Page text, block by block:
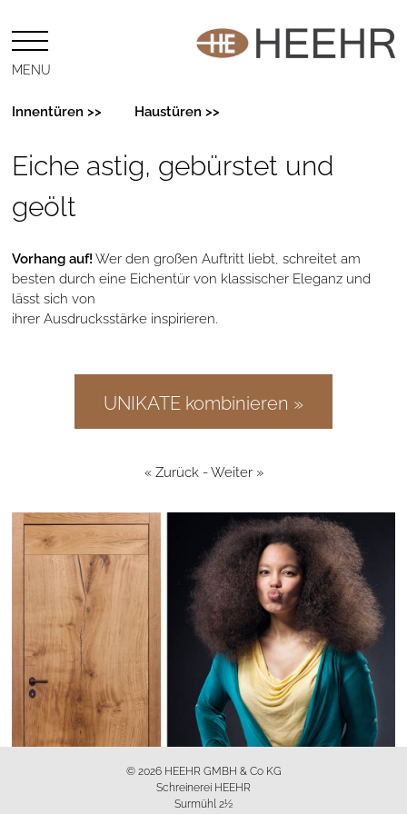
MENU
Innentüren >> Haustüren >>
Eiche astig, gebürstet und
geölt
Vorhang auf! Wer den großen Auftritt liebt, schreitet am
besten durch eine Eichentür von klassischer Eleganz und
lässt sich von
ihrer Ausdrucksstärke inspirieren.
UNIKATE kombinieren »
« Zurück-Weiter»
© 2026 HEEHR GMBH & Co KG
Schreinerei HEEHR
Surmühl 2½